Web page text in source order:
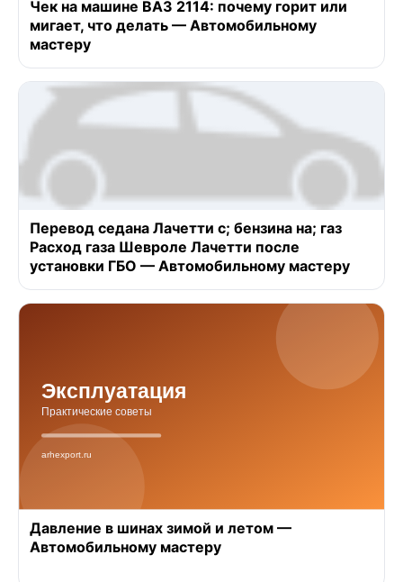
Чек на машине ВАЗ 2114: почему горит или
мигает, что делать — Автомобильному
мастеру
Перевод седана Лачетти с; бензина на; газ
Расход газа Шевроле Лачетти после
установки ГБО — Автомобильному мастеру
Давление в шинах зимой и летом —
Автомобильному мастеру